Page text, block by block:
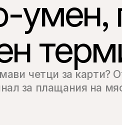
умен,
четци за карти?